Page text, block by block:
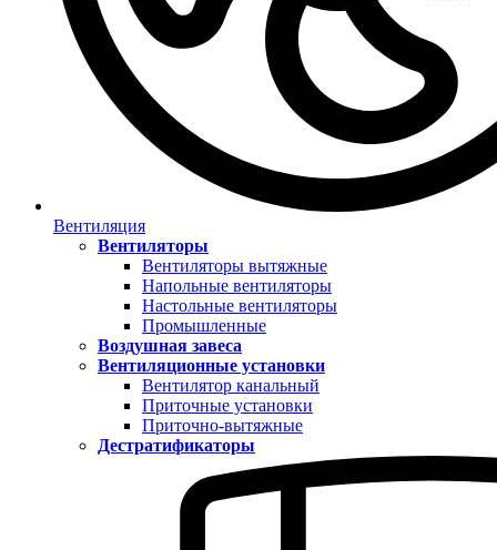
Вентиляция
Вентиляторы
Вентиляторы вытяжные
Напольные вентиляторы
Настольные вентиляторы
Промышленные
Воздушная завеса
Вентиляционные установки
Вентилятор канальный
Приточные установки
Приточно-вытяжные
Дестратификаторы